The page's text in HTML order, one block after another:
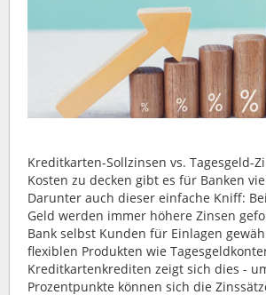
Kreditkarten-Sollzinsen vs. Tagesgeld-
Kosten zu decken gibt es für Banken
Darunter auch dieser einfache Kniff:
Geld werden immer höhere Zinsen
Bank selbst Kunden für Einlagen
flexiblen Produkten wie
Kreditkartenkrediten zeigt sich dies -
Prozentpunkte können sich die